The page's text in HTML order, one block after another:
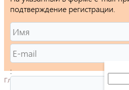
Главная
подтверждение регистрации.
: